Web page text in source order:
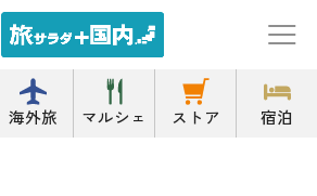
海外旅 マルシェ ストア 宿泊